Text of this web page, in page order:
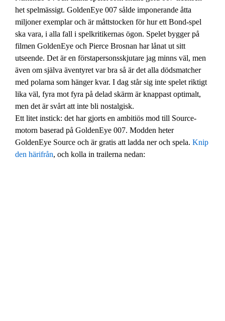
het spelmässigt. GoldenEye 007 sålde imponerande åtta
miljoner exemplar och är måttstocken för hur ett Bond-spel
ska vara, i alla fall i spelkritikernas ögon. Spelet bygger på
filmen GoldenEye och Pierce Brosnan har lånat ut sitt
utseende. Det är en förstapersonsskjutare jag minns väl, men
även om själva äventyret var bra så är det alla dödsmatcher
med polarna som hänger kvar. I dag står sig inte spelet riktigt
lika väl, fyra mot fyra på delad skärm är knappast optimalt,
men det är svårt att inte bli nostalgisk.
Ett litet instick: det har gjorts en ambitiös mod till Source-
motorn baserad på GoldenEye 007. Modden heter
GoldenEye Source och är gratis att ladda ner och spela. Knip
den härifrån, och kolla in trailerna nedan: